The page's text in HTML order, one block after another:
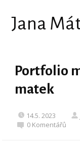
Jana
Portfolio
matek
14.5. 2023
0 Komentářů